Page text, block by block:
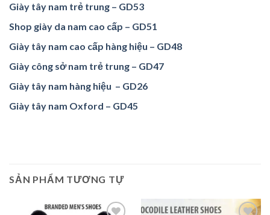
Giày tây nam trẻ trung – GD53
Shop giày da nam cao cấp – GD51
Giày tây nam cao cấp hàng hiệu – GD48
Giày công sở nam trẻ trung – GD47
Giày tây nam hàng hiệu – GD26
Giày tây nam Oxford – GD45
SẢN PHẨM TƯƠNG TỰ